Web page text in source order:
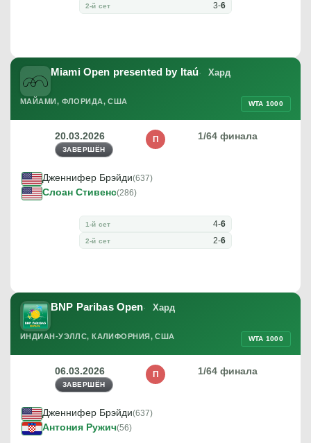
2-й сет 3-6
Miami Open presented by Itaú Хард
МАЙАМИ, ФЛОРИДА, США WTA 1000
20.03.2026
ЗАВЕРШЁН
1/64 финала
П
Дженнифер Брэйди(637)
Слоан Стивенс(286)
1-й сет 4-6
2-й сет 2-6
BNP Paribas Open Хард
ИНДИАН-УЭЛЛС, КАЛИФОРНИЯ, США WTA 1000
06.03.2026
ЗАВЕРШЁН
1/64 финала
П
Дженнифер Брэйди(637)
Антония Ружич(56)